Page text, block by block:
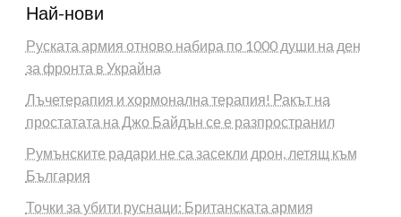
Най-нови
Руската армия отново набира по 1000 души на ден
за фронта в Украйна
Лъчетерапия и хормонална терапия! Ракът на
простатата на Джо Байдън се е разпространил
Румънските радари не са засекли дрон, летящ към
България
Точки за убити руснаци: Британската армия